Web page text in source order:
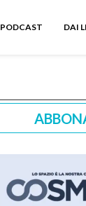
PODCAST DAI